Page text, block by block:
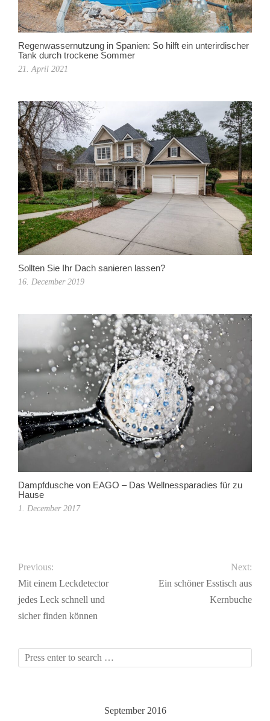
Regenwassernutzung in Spanien: So hilft ein unterirdischer
Tank durch trockene Sommer
21. April 2021
Sollten Sie Ihr Dach sanieren lassen?
16. December 2019
Dampfdusche von EAGO – Das Wellnessparadies für zu
Hause
1. December 2017
Previous:
Mit einem Leckdetector
jedes Leck schnell und
sicher finden können
Next:
Ein schöner Esstisch aus
Kernbuche
September 2016